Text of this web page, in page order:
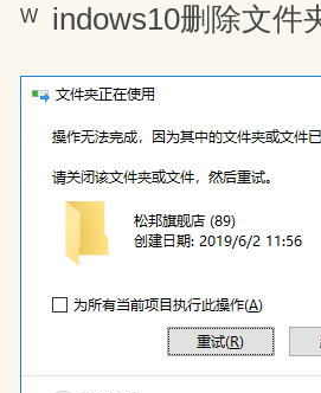
W indows10删除文件